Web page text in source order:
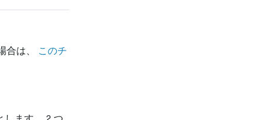
合は、
このチ